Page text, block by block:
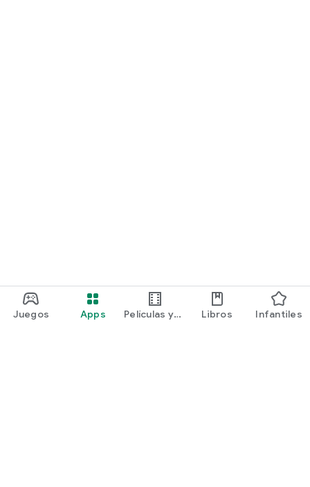
Juegos Apps
Películas y
Libros Infantiles